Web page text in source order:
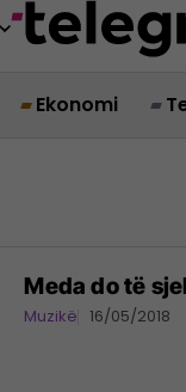
Ekonomi
Meda do të
Muzikë 16/05/2018